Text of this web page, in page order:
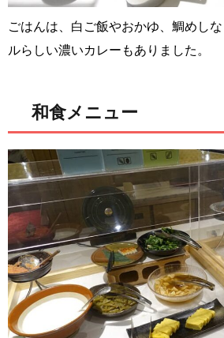
ごはんは、白ご飯やおかゆ、鯛めし
ルらしい濃いカレーもありました。
和食メニュー